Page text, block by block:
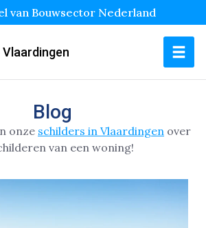
van Bouwsector Nederland
Blog
onze schilders in Vlaardingen over
van een woning!